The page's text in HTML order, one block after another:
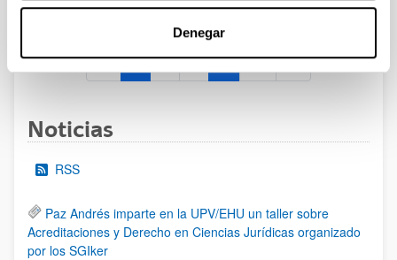
Denegar
al 30/07/2026 (ambos incluídos)
Página
1 Página
2 Página
3 ...Páginas intermedias Use TAB
Página
95
Noticias
RSS
Paz Andrés imparte en la UPV/EHU un taller sobre
Acreditaciones y Derecho en Ciencias Jurídicas organizado
por los SGIker